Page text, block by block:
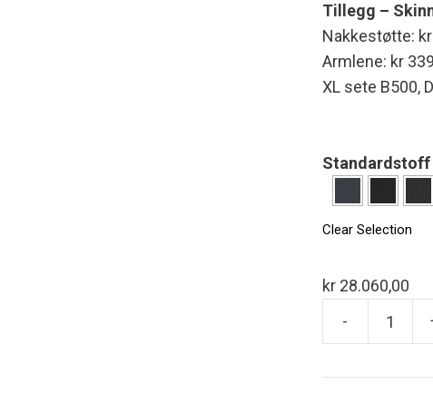
Tillegg –
Nakkestøtte:
Armlene: kr
XL sete B500,
Standardstoff
Clear Selection
kr28.060,00
-
200